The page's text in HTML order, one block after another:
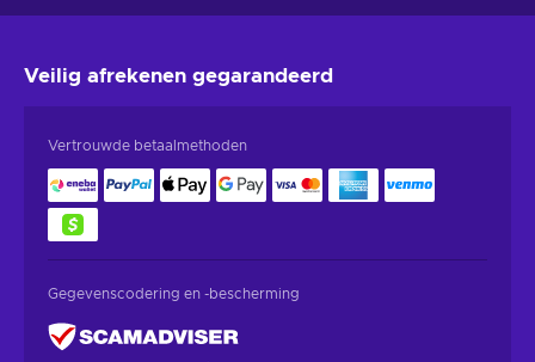
Veilig afrekenen gegarandeerd
Vertrouwde betaalmethoden
Gegevenscodering en -bescherming